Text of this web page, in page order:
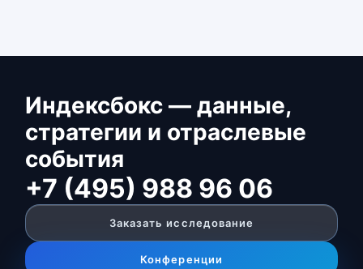
Индексбокс — данные,
стратегии и отраслевые
события
+7 (495) 988 96 06
Заказать исследование
Конференции